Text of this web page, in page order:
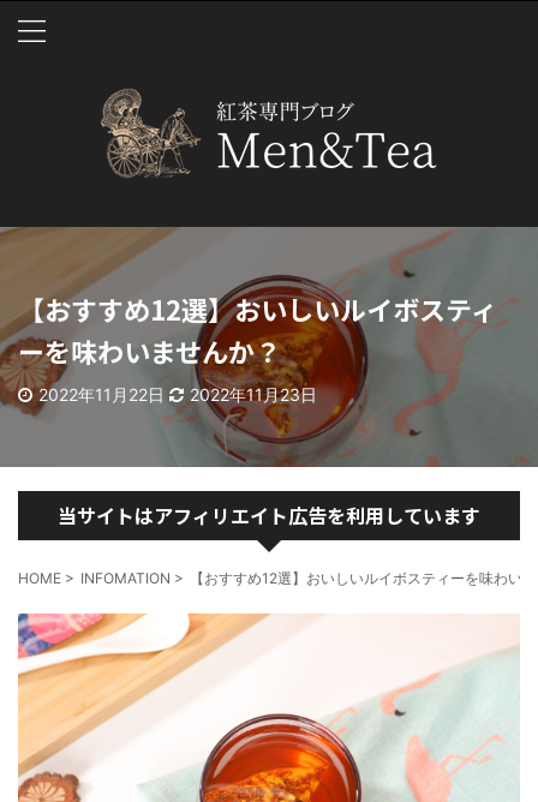
【おすすめ12選】おいしいルイボスティ
ーを味わいませんか？
2022年11月22日 2022年11月23日
当サイトはアフィリエイト広告を利用しています
HOME > INFOMATION > 【おすすめ12選】おいしいルイボスティーを味わい